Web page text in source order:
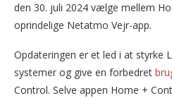
den 30. juli 2024 vælge mellem
oprindelige Netatmo Vejr-app.
Opdateringen er et led i at styrke
systemer og give en forbedret
Control. Selve appen Home +